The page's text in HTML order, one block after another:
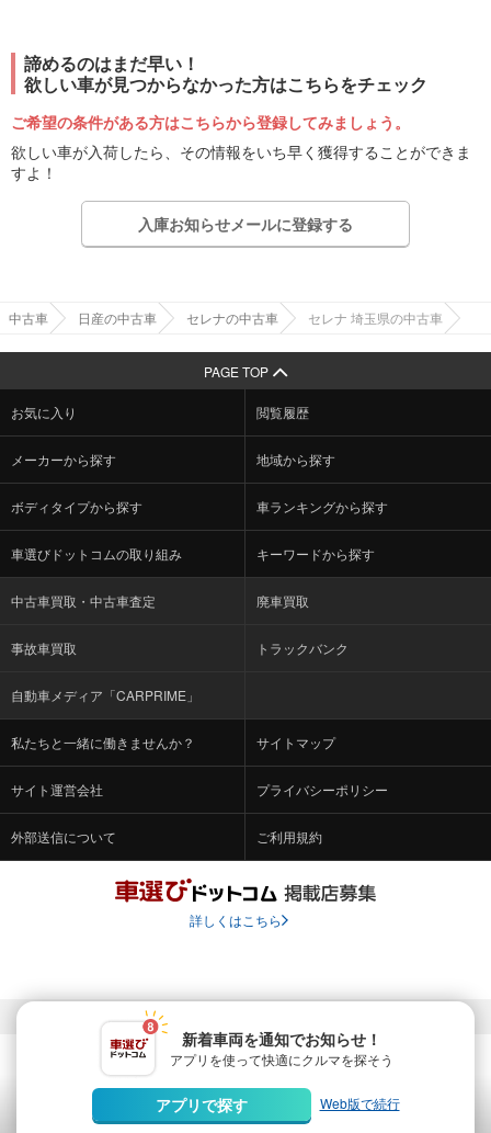
諦めるのはまだ早い！
欲しい車が見つからなかった方はこちらをチェック
ご希望の条件がある方はこちらから登録してみましょう。
欲しい車が入荷したら、その情報をいち早く獲得することができま
すよ！
入庫お知らせメールに登録する
新着車両を通知でお知らせ！
アプリを使って快適にクルマを探そう
アプリで探す Web版で続行
中古車 日産の中古車 セレナの中古車 セレナ 埼玉県の中古車
PAGE TOP
お気に入り 閲覧履歴
メーカーから探す 地域から探す
ボディタイプから探す 車ランキングから探す
車選びドットコムの取り組み キーワードから探す
中古車買取・中古車査定 廃車買取
事故車買取 トラックバンク
自動車メディア「CARPRIME」
私たちと一緒に働きませんか？ サイトマップ
サイト運営会社 プライバシーポリシー
外部送信について ご利用規約
詳しくはこちら
© Fabrica Communications Co., LTD.
当サイトを運営する株式会社ファブリカコミュニケーションズ
は、株式会社ファブリカホールディングス（東証スタンダード上
場 証券コード：4193）のグループ会社です。